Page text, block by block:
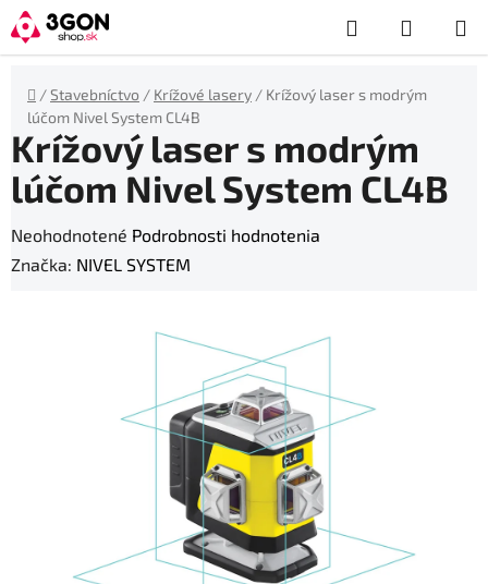
Prejsť
na
obsah
Hľadať
KOŠÍK
Domov
/Stavebníctvo / Krížové lasery / Krížový laser s modrým
lúčom Nivel System CL4B
Krížový laser s modrým
lúčom Nivel System CL4B
Priemerné
hodnotenie
Neohodnotené Podrobnosti hodnotenia
Značka: NIVEL SYSTEM